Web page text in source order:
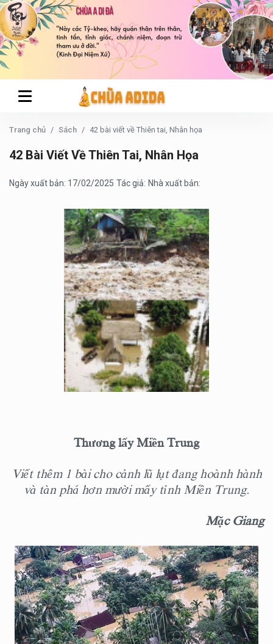
Trang chủ Sách 42 bài viết về Thiên tai, Nhân họa
42 Bài Viết Về Thiên Tai, Nhân Họa
Ngày xuất bản: 17/02/2025 Tác giả: Nhà xuất bản:
Thương lấy Miền Trung
Viết thêm 1 bài cho cảnh lũ lụtđang hoành hành
và tàn phá hơn mười mấy tỉnh Miền Trung.
Mặc Giang